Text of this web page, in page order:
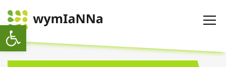
Open toolbar